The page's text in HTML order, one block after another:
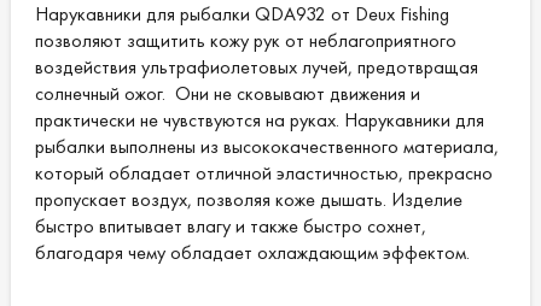
Нарукавники для рыбалки QDA932 от Deux Fishing
позволяют защитить кожу рук от неблагоприятного
воздействия ультрафиолетовых лучей, предотвращая
солнечный ожог. Они не сковывают движения и
практически не чувствуются на руках. Нарукавники для
рыбалки выполнены из высококачественного материала,
который обладает отличной эластичностью, прекрасно
пропускает воздух, позволяя коже дышать. Изделие
быстро впитывает влагу и также быстро сохнет,
благодаря чему обладает охлаждающим эффектом.